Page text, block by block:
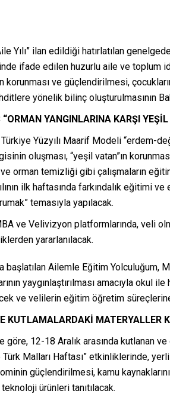
Yılı” ilan edildiği hatırlatılan
ifade edilen huzurlu aile ve toplum
korunması ve güçlendirilmesi,
yönelik bilinç oluşturulmasının
“ORMAN YANGINLARINA KARŞI
Yüzyılı Maarif Modeli “erdem-
oluşması, “yeşil vatan”ın
orman temizliği gibi çalışmaların
ilk haftasında farkındalık eğitimi
temasıyla yapılacak.
ve Velivizyon platformlarında, veli
yararlanılacak.
başlatılan Ailemle Eğitim Yolculuğum,
yaygınlaştırılması amacıyla
ve velilerin eğitim öğretim süreçlerine
KUTLAMALARDAKİ MATERYALLER
göre, 12-18 Aralık arasında kutlanan
Türk Malları Haftası” etkinliklerinde,
güçlendirilmesi, kamu
ürünleri tanıtılacak.